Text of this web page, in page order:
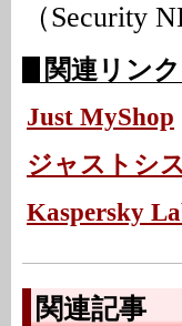
（Security
関連リンク
Just MyShop
ジャストシ
Kaspersky
関連記事